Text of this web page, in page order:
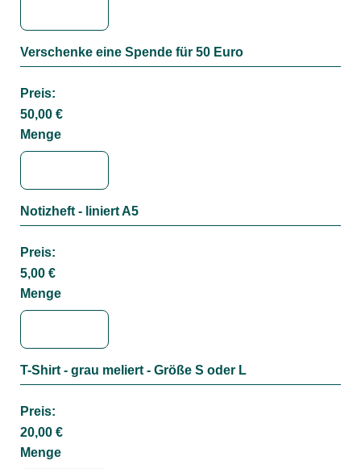
Verschenke eine Spende für 50 Euro
Preis:
50,00 €
Menge
Notizheft - liniert A5
Preis:
5,00 €
Menge
T-Shirt - grau meliert - Größe S oder L
Preis:
20,00 €
Menge